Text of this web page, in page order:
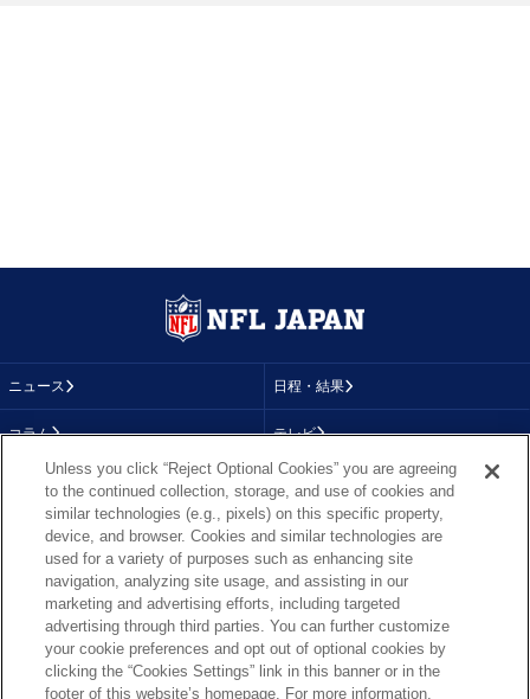
ニュース 日程・結果
コラム テレビ
画像
About NFL
More NFL 特集
Unless you click “Reject Optional Cookies” you are agreeing
to the continued collection, storage, and use of cookies and
similar technologies (e.g., pixels) on this specific property,
device, and browser. Cookies and similar technologies are
used for a variety of purposes such as enhancing site
navigation, analyzing site usage, and assisting in our
marketing and advertising efforts, including targeted
advertising through third parties. You can further customize
your cookie preferences and opt out of optional cookies by
clicking the “Cookies Settings” link in this banner or in the
footer of this website’s homepage. For more information,